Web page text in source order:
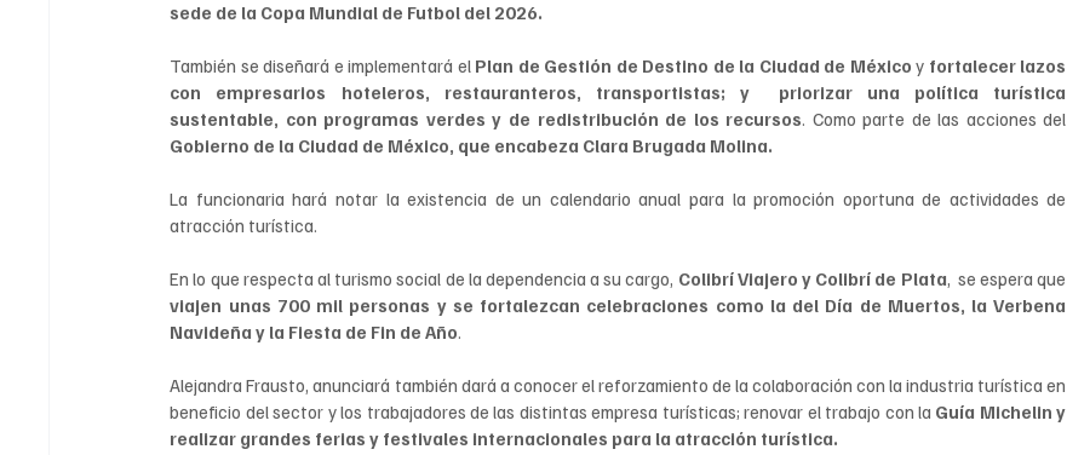
sede de la Copa Mundial de Futbol del 2026.
También se diseñará e implementará el Plan de Gestión de Destino de la Ciudad de México y fortalecer lazos
con empresarios hoteleros, restauranteros, transportistas; y  priorizar una política turística
sustentable, con programas verdes y de redistribución de los recursos
Gobierno de la Ciudad de México, que encabeza Clara Brugada Molina.
La funcionaria hará notar la existencia de un calendario anual para la promoción oportuna de actividades de
atracción turística.
En lo que respecta al turismo social de la dependencia a su cargo, Colibrí Viajero y Colibrí de Plata
viajen unas 700 mil personas y se fortalezcan celebraciones como la del Día de Muertos, la Verbena
Navideña y la Fiesta de Fin de Año.
Alejandra Frausto, anunciará también dará a conocer el reforzamiento de la colaboración con la industria turística en
beneficio del sector y los trabajadores de las distintas empresa turísticas; renovar el trabajo con la Guía Michelin y
realizar grandes ferias y festivales internacionales para la atracción turística.